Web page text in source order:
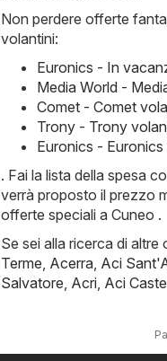
Non perdere offerte
volantini:
Euronics - In
Media World -
Comet - Comet
Trony - Trony
Euronics -
. Fai la lista della spesa
verrà proposto il prezzo
offerte speciali a Cuneo .
Se sei alla ricerca di
Terme Acerra Aci
Salvatore Acri Aci